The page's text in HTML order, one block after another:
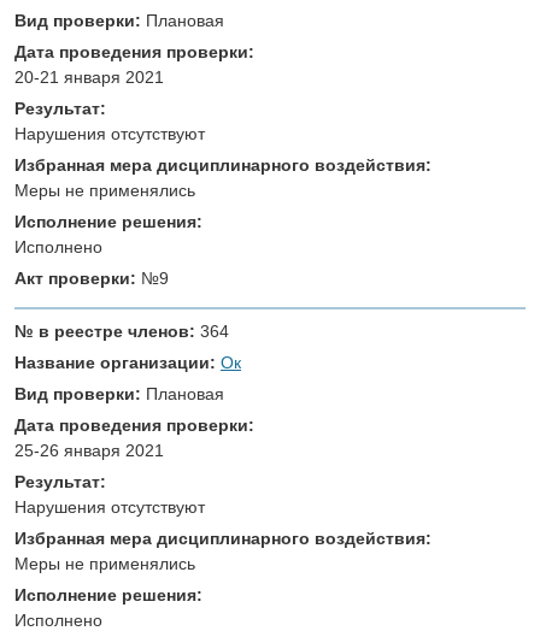
Вид проверки: Плановая
Дата проведения проверки:
20-21 января 2021
Результат:
Нарушения отсутствуют
Избранная мера дисциплинарного воздействия:
Меры не применялись
Исполнение решения:
Исполнено
Акт проверки: №9
№ в реестре членов: 364
Название организации: Ок
Вид проверки: Плановая
Дата проведения проверки:
25-26 января 2021
Результат:
Нарушения отсутствуют
Избранная мера дисциплинарного воздействия:
Меры не применялись
Исполнение решения:
Исполнено